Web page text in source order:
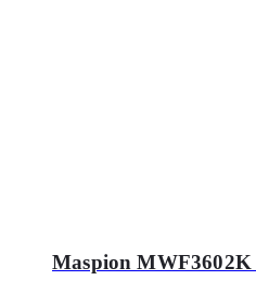
Maspion